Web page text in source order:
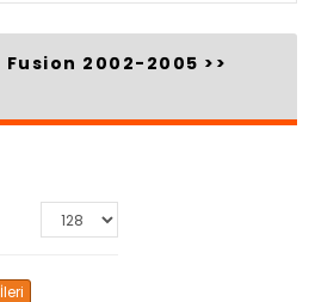
Fusion 2002-2005 >>
İleri